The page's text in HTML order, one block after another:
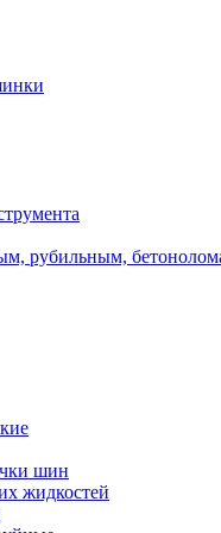
рубильным,
шин
жидкостей